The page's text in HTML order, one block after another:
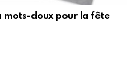
mots-doux pour la fête